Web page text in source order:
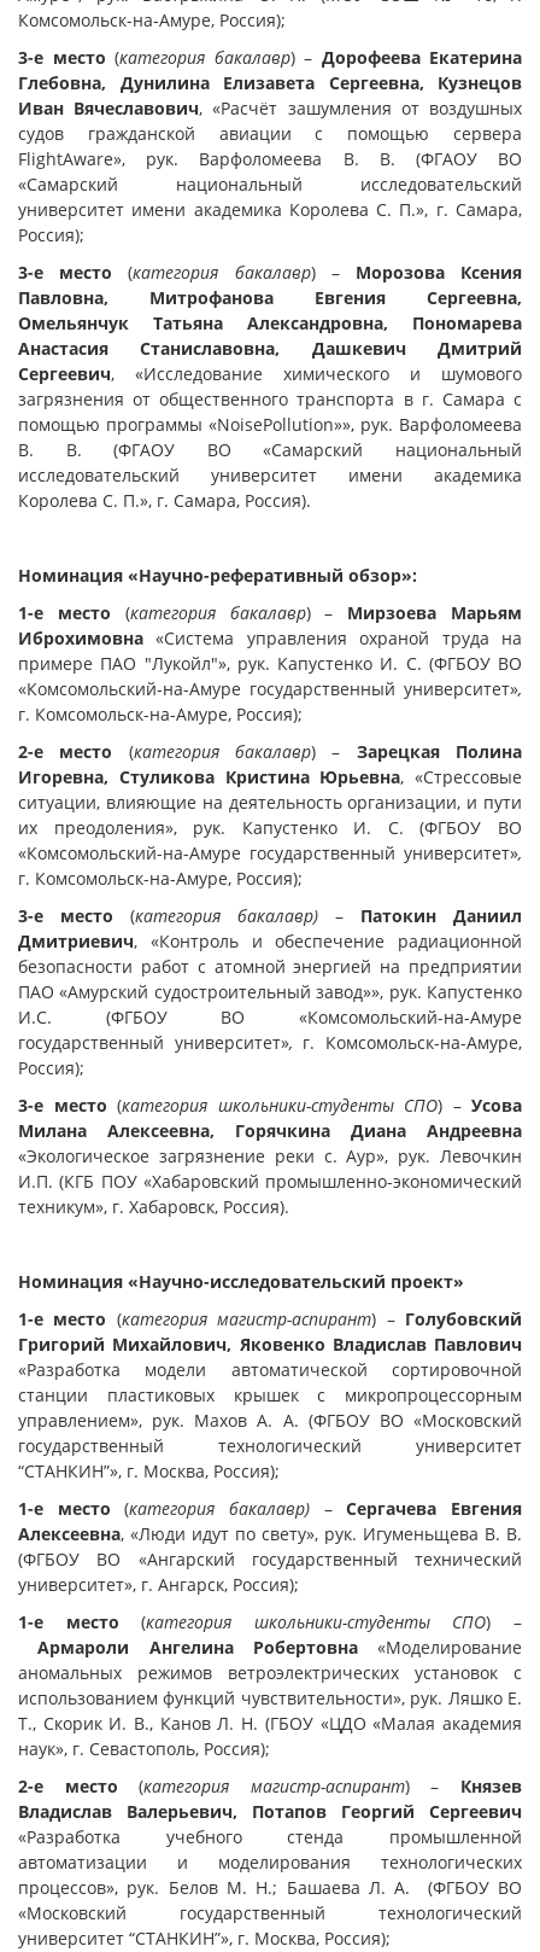
Комсомольск-на-Амуре, Россия);
3-е место (категория бакалавр) – Дорофеева Екатерина
Глебовна, Дунилина Елизавета Сергеевна, Кузнецов
Иван Вячеславович, «Расчёт зашумления от воздушных
судов гражданской авиации с помощью сервера
FlightAware», рук. Варфоломеева В. В. (ФГАОУ ВО
«Самарский национальный исследовательский
университет имени академика Королева С. П.», г. Самара,
Россия);
3-е место (категория бакалавр) –Морозова Ксения
Павловна, Митрофанова Евгения Сергеевна,
Омельянчук Татьяна Александровна, Пономарева
Анастасия Станиславовна, Дашкевич Дмитрий
Сергеевич, «Исследование химического и шумового
загрязнения от общественного транспорта в г. Самара с
помощью программы «NoisePollution»», рук. Варфоломеева
В. В. (ФГАОУ ВО «Самарский национальный
исследовательский университет имени академика
Королева С. П.», г. Самара, Россия).
Номинация «Научно-реферативный обзор»:
1-е место (категория бакалавр) – Мирзоева Марьям
Иброхимовна «Система управления охраной труда на
примере ПАО "Лукойл"», рук. Капустенко И. С. (ФГБОУ ВО
«Комсомольский-на-Амуре государственный университет»,
г. Комсомольск-на-Амуре, Россия);
2-е место (категория бакалавр) – Зарецкая Полина
Игоревна, Стуликова Кристина Юрьевна, «Стрессовые
ситуации, влияющие на деятельность организации, и пути
их преодоления», рук. Капустенко И. С. (ФГБОУ ВО
«Комсомольский-на-Амуре государственный университет»,
г. Комсомольск-на-Амуре, Россия);
3-е место (категория бакалавр) – Патокин Даниил
Дмитриевич, «Контроль и обеспечение радиационной
безопасности работ с атомной энергией на предприятии
ПАО «Амурский судостроительный завод»», рук. Капустенко
И.С. (ФГБОУ ВО «Комсомольский-на-Амуре
государственный университет», г. Комсомольск-на-Амуре,
Россия);
3-е место (категория школьники-студенты СПО) –Усова
Милана Алексеевна, Горячкина Диана Андреевна
«Экологическое загрязнение реки с. Аур», рук. Левочкин
И.П. (КГБ ПОУ «Хабаровский промышленно-экономический
техникум», г. Хабаровск, Россия).
Номинация «Научно-исследовательский проект»
1-е место (категория магистр-аспирант) – Голубовский
Григорий Михайлович, Яковенко Владислав Павлович
«Разработка модели автоматической сортировочной
станции пластиковых крышек с микропроцессорным
управлением», рук. Махов А. А. (ФГБОУ ВО «Московский
государственный технологический университет
“СТАНКИН”», г. Москва, Россия);
1-е место (категория бакалавр) –Сергачева Евгения
Алексеевна, «Люди идут по свету», рук. Игуменьщева В. В.
(ФГБОУ ВО «Ангарский государственный технический
университет», г. Ангарск, Россия);
1-е место (категория школьники-студенты СПО) –
Армароли Ангелина Робертовна«Моделирование
аномальных режимов ветроэлектрических установок с
использованием функций чувствительности», рук. Ляшко Е.
Т., Скорик И. В., Канов Л. Н. (ГБОУ «ЦДО «Малая академия
наук», г. Севастополь, Россия);
2-е место (категория магистр-аспирант) – Князев
Владислав Валерьевич, Потапов Георгий Сергеевич
«Разработка учебного стенда промышленной
автоматизации и моделирования технологических
процессов», рук. Белов М. Н.; Башаева Л. А. (ФГБОУ ВО
«Московский государственный технологический
университет “СТАНКИН”», г. Москва, Россия);